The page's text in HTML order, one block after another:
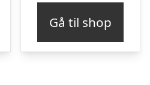
Gå til shop